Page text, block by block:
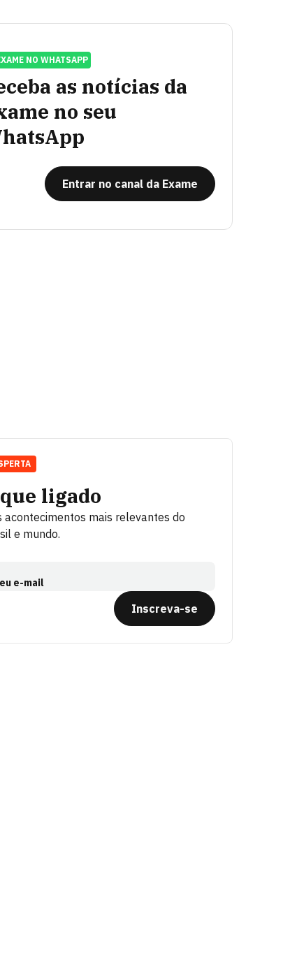
NO WHATSAPP
as notícias da
no seu
Entrar no canal da Exame
ligado
acontecimentos mais relevantes do
e mundo.
e-mail
Inscreva-se